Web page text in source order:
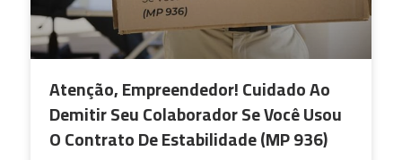
Atenção, Empreendedor! Cuidado Ao
Demitir Seu Colaborador Se Você Usou
O Contrato De Estabilidade (MP 936)